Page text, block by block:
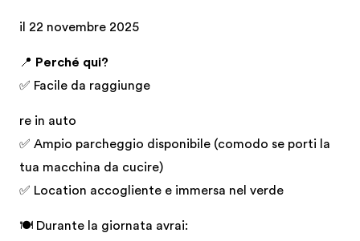
il 22 novembre 2025
📍 Perché qui?
✅ Facile da raggiunge
re in auto
✅ Ampio parcheggio disponibile (comodo se porti la
tua macchina da cucire)
✅ Location accogliente e immersa nel verde
🍽️ Durante la giornata avrai: